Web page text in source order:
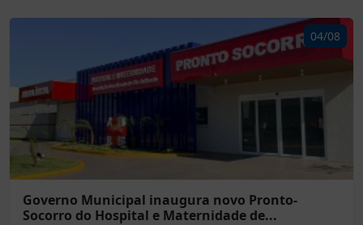
04/08
Governo Municipal inaugura novo Pronto-
Socorro do Hospital e Maternidade de...